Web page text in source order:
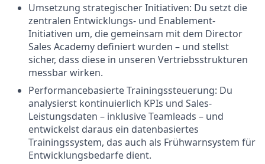
Umsetzung strategischer Initiativen: Du setzt die
zentralen Entwicklungs- und Enablement-
Initiativen um, die gemeinsam mit dem Director
Sales Academy definiert wurden – und stellst
sicher, dass diese in unseren Vertriebsstrukturen
messbar wirken.
Performancebasierte Trainingssteuerung: Du
analysierst kontinuierlich KPIs und Sales-
Leistungsdaten – inklusive Teamleads – und
entwickelst daraus ein datenbasiertes
Trainingssystem, das auch als Frühwarnsystem für
Entwicklungsbedarfe dient.